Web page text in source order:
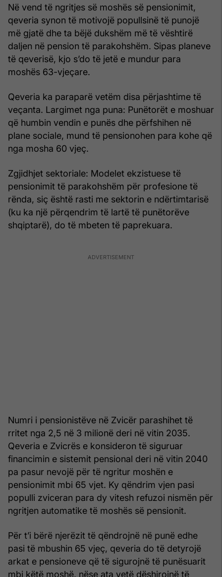
Në vend të ngritjes së moshës së pensionimit,
qeveria synon të motivojë popullsinë të punojë
më gjatë dhe ta bëjë dukshëm më të vështirë
daljen në pension të parakohshëm. Sipas planeve
të qeverisë, kjo s’do të jetë e mundur para
moshës 63-vjeçare.
Qeveria ka paraparë vetëm disa përjashtime të
veçanta. Largimet nga puna: Punëtorët e moshuar
që humbin vendin e punës dhe përfshihen në
plane sociale, mund të pensionohen para kohe që
nga mosha 60 vjeç.
Zgjidhjet sektoriale: Modelet ekzistuese të
pensionimit të parakohshëm për profesione të
rënda, siç është rasti me sektorin e ndërtimtarisë
(ku ka një përqendrim të lartë të punëtorëve
shqiptarë), do të mbeten të paprekuara.
Numri i pensionistëve në Zvicër parashihet të
rritet nga 2,5 në 3 milionë deri në vitin 2035.
Qeveria e Zvicrës e konsideron të siguruar
financimin e sistemit pensional deri në vitin 2040
pa pasur nevojë për të ngritur moshën e
pensionimit mbi 65 vjet. Ky qëndrim vjen pasi
populli zviceran para dy vitesh refuzoi nismën për
ngritjen automatike të moshës së pensionit.
Për t’i bërë njerëzit të qëndrojnë në punë edhe
pasi të mbushin 65 vjeç, qeveria do të detyrojë
arkat e pensioneve që të sigurojnë të punësuarit
mbi këtë moshë, nëse ata vetë dëshirojnë të